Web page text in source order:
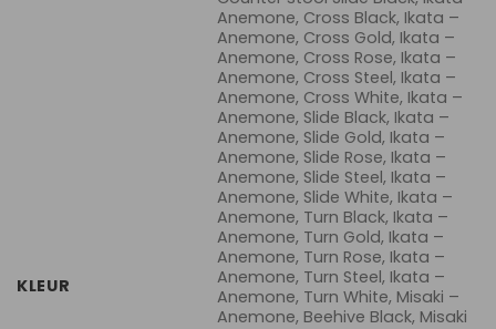
KLEUR
Anemone, Cross Black, Ikata –
Anemone, Cross Gold, Ikata –
Anemone, Cross Rose, Ikata –
Anemone, Cross Steel, Ikata –
Anemone, Cross White, Ikata –
Anemone, Slide Black, Ikata –
Anemone, Slide Gold, Ikata –
Anemone, Slide Rose, Ikata –
Anemone, Slide Steel, Ikata –
Anemone, Slide White, Ikata –
Anemone, Turn Black, Ikata –
Anemone, Turn Gold, Ikata –
Anemone, Turn Rose, Ikata –
Anemone, Turn Steel, Ikata –
Anemone, Turn White, Misaki –
Anemone, Beehive Black, Misaki